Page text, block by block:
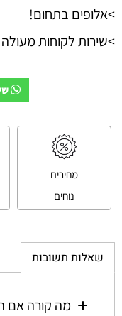
>אלופים בתחום!
>שירות לקוחות
מחירים
נוחים
שאלות תשובות
מה קורה אם